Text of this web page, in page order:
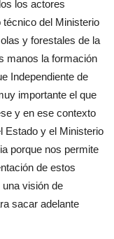
los actores
del Ministerio
y forestales de la
manos la formación
Independiente de
importante el que
y en ese contexto
Estado y el Ministerio
porque nos permite
de estos
visión de
sacar adelante